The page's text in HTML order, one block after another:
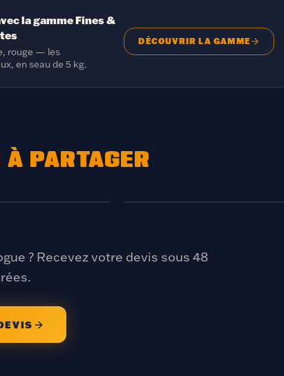
la gammeFines &
rouge — les
en seau de 5 kg.
DÉCOUVRIR LA GAMME
PARTAGER
? Recevez votre devis sous 48